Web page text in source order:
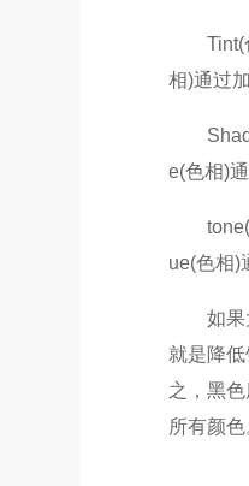
Tint(
相)通过
e(色相)
tone(
ue(色相)
如果大
就是降
之，黑
所有颜色